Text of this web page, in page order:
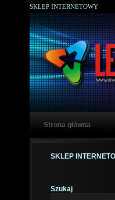
SKLEP INTERNETOWY
Strona główna
SKLEP
Szukaj